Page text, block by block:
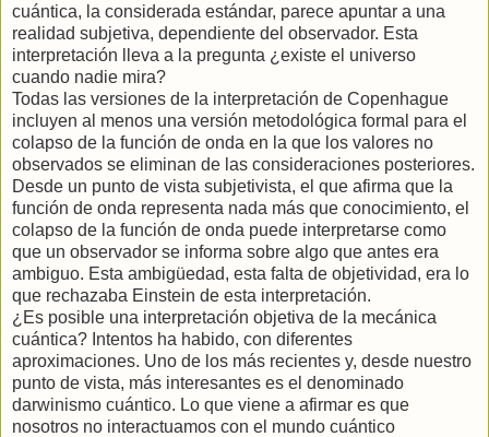
cuántica, la considerada estándar, parece apuntar a una
realidad subjetiva, dependiente del observador. Esta
interpretación lleva a la pregunta ¿existe el universo
cuando nadie mira?
Todas las versiones de la interpretación de Copenhague
incluyen al menos una versión metodológica formal para el
colapso de la función de onda en la que los valores no
observados se eliminan de las consideraciones posteriores.
Desde un punto de vista subjetivista, el que afirma que la
función de onda representa nada más que conocimiento, el
colapso de la función de onda puede interpretarse como
que un observador se informa sobre algo que antes era
ambiguo. Esta ambigüedad, esta falta de objetividad, era lo
que rechazaba Einstein de esta interpretación.
¿Es posible una interpretación objetiva de la mecánica
cuántica? Intentos ha habido, con diferentes
aproximaciones. Uno de los más recientes y, desde nuestro
punto de vista, más interesantes es el denominado
darwinismo cuántico. Lo que viene a afirmar es que
nosotros no interactuamos con el mundo cuántico